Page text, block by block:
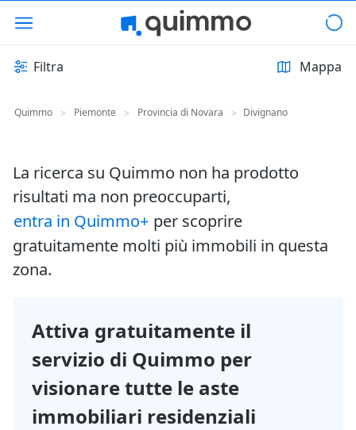
Filtra Mappa
Quimmo > Piemonte > Provincia di Novara > Divignano
La ricerca su Quimmo non ha prodotto
risultati ma non preoccuparti,
entra in Quimmo+ per scoprire
gratuitamente molti più immobili in questa
zona.
Attiva gratuitamente il
servizio di Quimmo per
visionare tutte le aste
immobiliari residenziali